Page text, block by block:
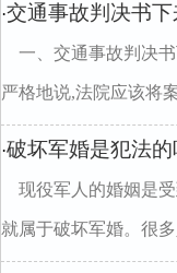
·交通事故判决书
一、交通事故判决
严格地说,法院应该将
·破坏军婚是犯法
现役军人的婚姻是
就属于破坏军婚。很